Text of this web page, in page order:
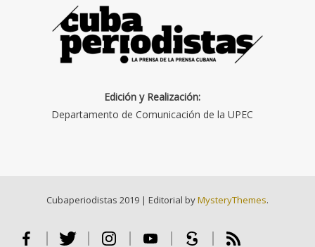
Edición y Realización:
Departamento de Comunicación de la UPEC
Cubaperiodistas 2019 | Editorial byMysteryThemes.